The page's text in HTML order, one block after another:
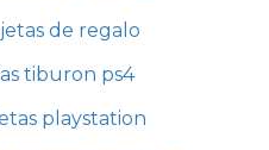
de regalo
tiburon ps4
playstation